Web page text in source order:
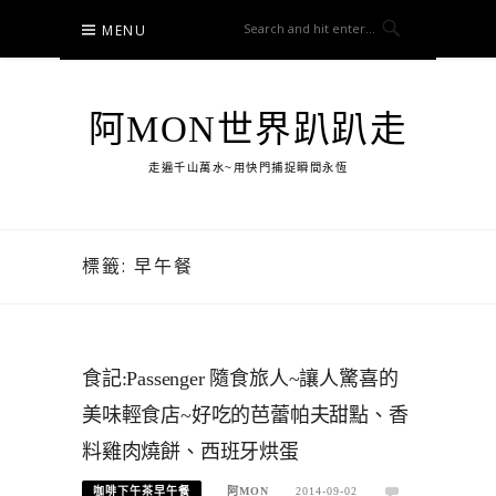
content
MENU
阿MON世界趴趴走
走遍千山萬水~用快門捕捉瞬間永恆
標籤: 早午餐
食記:Passenger 隨食旅人~讓人驚喜的
美味輕食店~好吃的芭蕾帕夫甜點、香
料雞肉燒餅、西班牙烘蛋
咖啡下午茶早午餐 阿MON 2014-09-02